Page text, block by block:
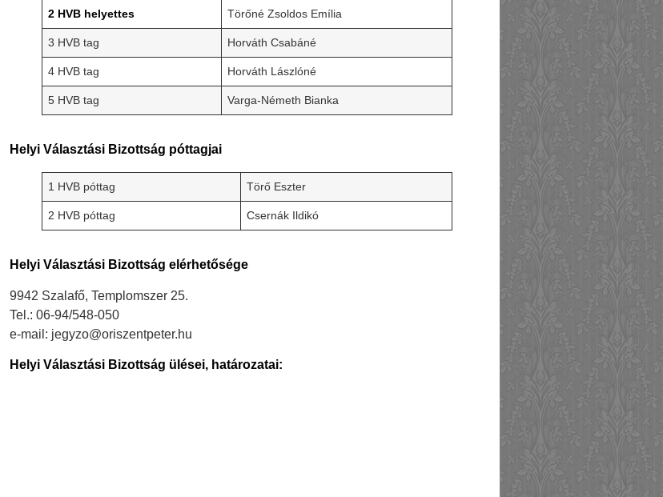
2 HVB helyettes Törőné Zsoldos Emília
3 HVB tag Horváth Csabáné
4 HVB tag Horváth Lászlóné
5 HVB tag Varga-Németh Bianka
Helyi Választási Bizottság póttagjai
1 HVB póttag Törő Eszter
2 HVB póttag Csernák Ildikó
Helyi Választási Bizottság elérhetősége
9942 Szalafő, Templomszer 25.
Tel.: 06-94/548-050
e-mail: jegyzo@oriszentpeter.hu
Helyi Választási Bizottság ülései, határozatai: